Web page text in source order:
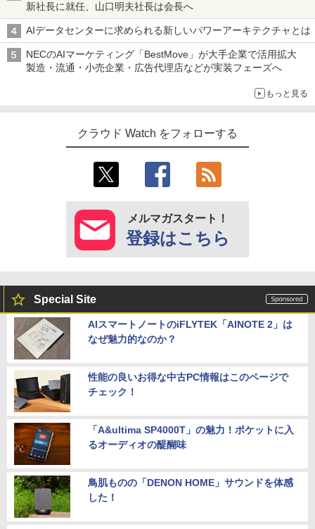
新社長に就任、山口明夫社長は会長へ
AIデータセンターに求められる新しいパワーアーキテクチャとは
NECのAIマーケティング「BestMove」が大手企業で活用拡大
製造・流通・小売企業・広告代理店などが実装フェーズへ
もっと見る
クラウド Watch をフォローする
メルマガスタート！
登録はこちら
Special Site
AIスマートノートのiFLYTEK「AINOTE 2」は
なぜ魅力的なのか？
性能の良いお得な中古PC情報はこのページで
チェック！
「A&ultima SP4000T」の魅力！ポケットに入
るオーディオの醍醐味
鳥肌ものの「DENON HOME」サウンドを体感
した！